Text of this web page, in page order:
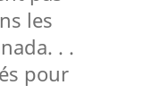
les
. .
pour